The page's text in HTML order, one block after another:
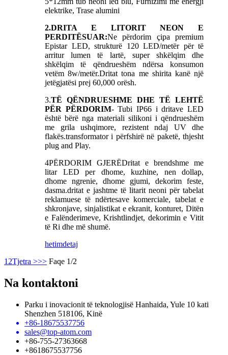
elektrike, Trase alumini
2.DRITA E LITORIT NEON E
PERDITËSUAR:Ne përdorim çipa premium
Epistar LED, strukturë 120 LED/metër për të
arritur lumen të lartë, super shkëlqim dhe
shkëlqim të qëndrueshëm ndërsa konsumon
vetëm 8w/metër.Dritat tona me shirita kanë një
jetëgjatësi prej 60,000 orësh.
3.TË QËNDRUESHME DHE TË LEHTË
PËR PËRDORIM- Tubi IP66 i dritave LED
është bërë nga materiali silikoni i qëndrueshëm
me grila ushqimore, rezistent ndaj UV dhe
flakës.transformator i përfshirë në paketë, thjesht
plug and Play.
4PËRDORIM GJERËDritat e brendshme me
litar LED per dhome, kuzhine, nen dollap,
dhome ngrenie, dhome gjumi, dekorim feste,
dasma.dritat e jashtme të litarit neoni për tabelat
reklamuese të ndërtesave komerciale, tabelat e
shkronjave, sinjalistikat e ekranit, konturet, Ditën
e Falënderimeve, Krishtlindjet, dekorimin e Vitit
të Ri dhe më shumë.
hetimdetaj
1 2Tjetra >>> Faqe 1/2
Na kontaktoni
Parku i inovacionit të teknologjisë Hanhaida, Yule 10 kati
Shenzhen 518106, Kinë
+86-18675537756
sales@top-atom.com
+86-755-27363668
+8618675537756